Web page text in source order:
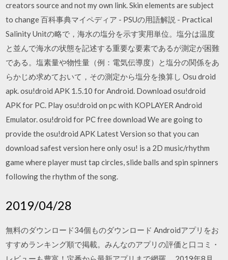
creators source and not my own link. Skin elements are subject
to change 百科事典マイペディア - PSUの用語解説 - Practical
Salinity Unitの略で，海水の塩分を示す実用単位。塩分は温度
と並んで海水の状態を記述する重要な要素であるが測定が困難
である。塩素量や物性量（例：電気伝導度）と塩分の関係をあ
らかじめ求めておいて，その測定から塩分を換算し Osu droid
apk. osu!droid APK 1.5.10 for Android. Download osu!droid
APK for PC. Play osu!droid on pc with KOPLAYER Android
Emulator. osu!droid for PC free download We are going to
provide the osu!droid APK Latest Version so that you can
download safest version here only osu! is a 2D music/rhythm
game where player must tap circles, slide balls and spin spinners
following the rhythm of the song.
2019/04/28
無料のダウンロード34個ものダウンロード Androidアプリをお
すすめランキング順で掲載。みんなのアプリの評価と口コミ・